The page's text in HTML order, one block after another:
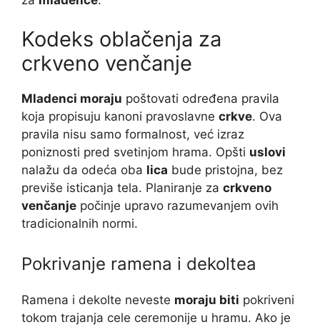
Kodeks oblačenja za
crkveno venčanje
Mladenci moraju poštovati određena pravila
koja propisuju kanoni pravoslavne crkve. Ova
pravila nisu samo formalnost, već izraz
poniznosti pred svetinjom hrama. Opšti uslovi
nalažu da odeća oba lica bude pristojna, bez
previše isticanja tela. Planiranje za crkveno
venčanje počinje upravo razumevanjem ovih
tradicionalnih normi.
Pokrivanje ramena i dekoltea
Ramena i dekolte neveste moraju biti pokriveni
tokom trajanja cele ceremonije u hramu. Ako je